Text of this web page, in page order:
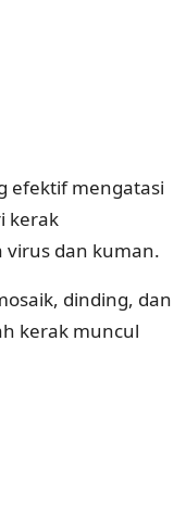
efektif mengatasi
kerak
virus dan kuman.
dinding, dan
kerak muncul